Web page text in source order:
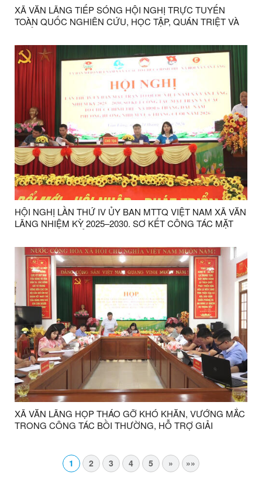
XÃ VĂN LÃNG TIẾP SÓNG HỘI NGHỊ TRỰC TUYẾN
TOÀN QUỐC NGHIÊN CỨU, HỌC TẬP, QUÁN TRIỆT VÀ
THỨ BA BAN CHẤP HÀNH TRUNG ƯƠNG ĐẢNG KHÓA
XIV
HỘI NGHỊ LẦN THỨ IV ỦY BAN MTTQ VIỆT NAM XÃ VĂN
LÃNG NHIỆM KỲ 2025–2030. SƠ KẾT CÔNG TÁC MẶT
ĐẦU NĂM
XÃ VĂN LÃNG HỌP THÁO GỠ KHÓ KHĂN, VƯỚNG MẮC
TRONG CÔNG TÁC BỒI THƯỜNG, HỖ TRỢ GIẢI
1 2 3 4 5 » »»